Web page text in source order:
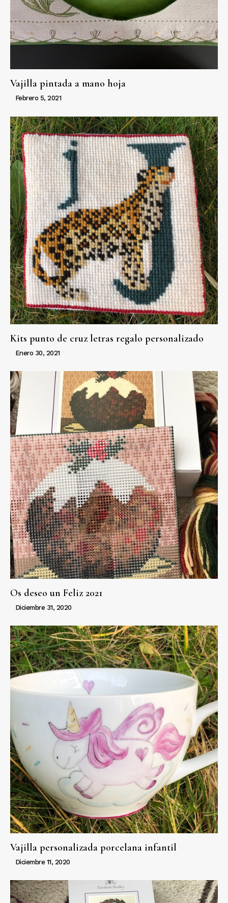
Vajilla pintada a mano hoja
Febrero 5, 2021
Kits punto de cruz letras regalo personalizado
Enero 30, 2021
Os deseo un Feliz 2021
Diciembre 31, 2020
Vajilla personalizada porcelana infantil
Diciembre 11, 2020